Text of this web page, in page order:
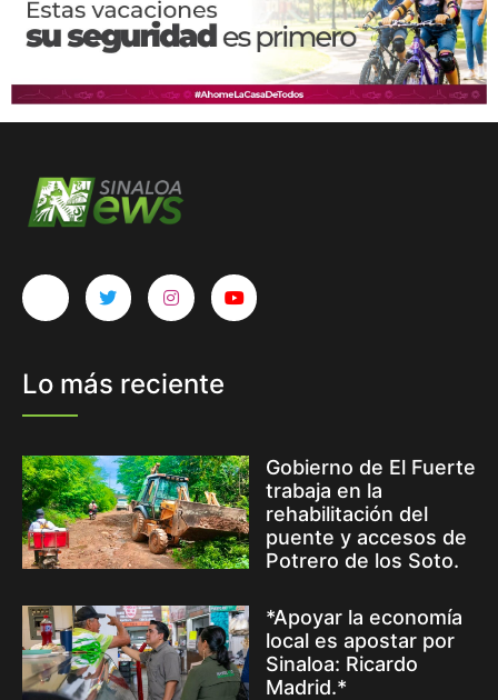
Lo más reciente
Gobierno de El Fuerte
trabaja en la
rehabilitación del
puente y accesos de
Potrero de los Soto.
*Apoyar la economía
local es apostar por
Sinaloa: Ricardo
Madrid.*